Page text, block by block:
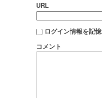
URL
ログイン情報を記憶
コメント